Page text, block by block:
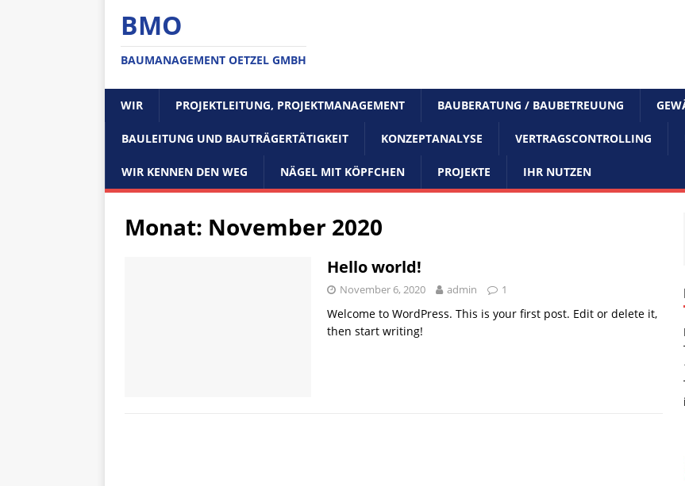
BMO
BAUMANAGEMENT OETZEL GMBH
WIR PROJEKTLEITUNG, PROJEKTMANAGEMENT BAUBERATUNG / BAUBETREUUNG
BAULEITUNG UND BAUTRÄGERTÄTIGKEIT KONZEPTANALYSE VERTRAGSCONTROLLING
WIR KENNEN DEN WEG NÄGEL MIT KÖPFCHEN PROJEKTE IHR NUTZEN
Monat: November 2020
Hello world!
November 6, 2020 admin 1
Welcome to WordPress. This is your first post. Edit or delete it,
then start writing!